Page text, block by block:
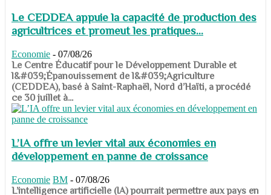
Le CEDDEA appuie la capacité de production des
agricultrices et promeut les pratiques...
Economie - 07/08/26
​​​​​​​Le Centre Éducatif pour le Développement Durable et
l&#039;Épanouissement de l&#039;Agriculture
(CEDDEA), basé à Saint-Raphaël, Nord d’Haïti, a procédé
ce 30 juillet à...
L’IA offre un levier vital aux économies en
développement en panne de croissance
Economie BM - 07/08/26
​​​​​​​L’intelligence artificielle (IA) pourrait permettre aux pays en